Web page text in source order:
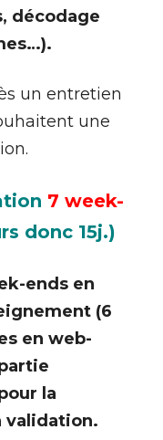
décodage
un entretien
une
7 week-
donc 15j.)
ends en
(6
en web-
la
validation.